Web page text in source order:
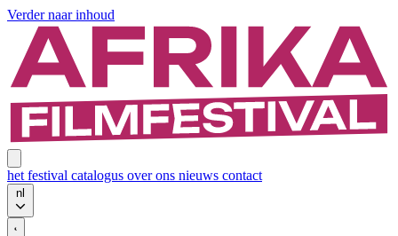
Verder naar inhoud
het festival catalogus over ons nieuws contact
nl